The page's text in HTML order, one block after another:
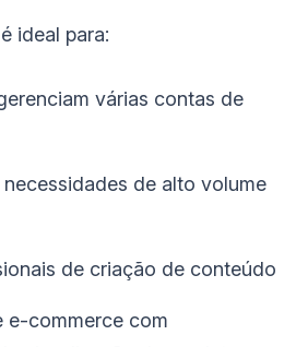
ideal para:
várias contas de
necessidades de alto volume
de criação de conteúdo
e-commerce com